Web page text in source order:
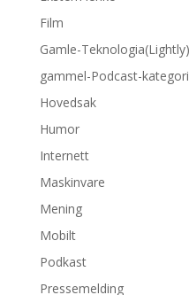
Film
Gamle-Teknologia(Lightly)
gammel-Podcast-kategori
Hovedsak
Humor
Internett
Maskinvare
Mening
Mobilt
Podkast
Pressemelding